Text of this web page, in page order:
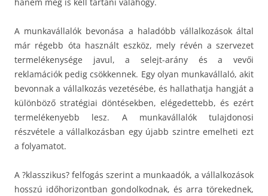
hanem meg is kell tartani valahogy.
A munkavállalók bevonása a haladóbb vállalkozások által
már régebb óta használt eszköz, mely révén a szervezet
termelékenysége javul, a selejt-arány és a vevői
reklamációk pedig csökkennek. Egy olyan munkavállaló, akit
bevonnak a vállalkozás vezetésébe, és hallathatja hangját a
különböző stratégiai döntésekben, elégedettebb, és ezért
termelékenyebb lesz. A munkavállalók tulajdonosi
részvétele a vállalkozásban egy újabb szintre emelheti ezt
a folyamatot.
A ?klasszikus? felfogás szerint a munkaadók, a vállalkozások
hosszú időhorizontban gondolkodnak, és arra törekednek,